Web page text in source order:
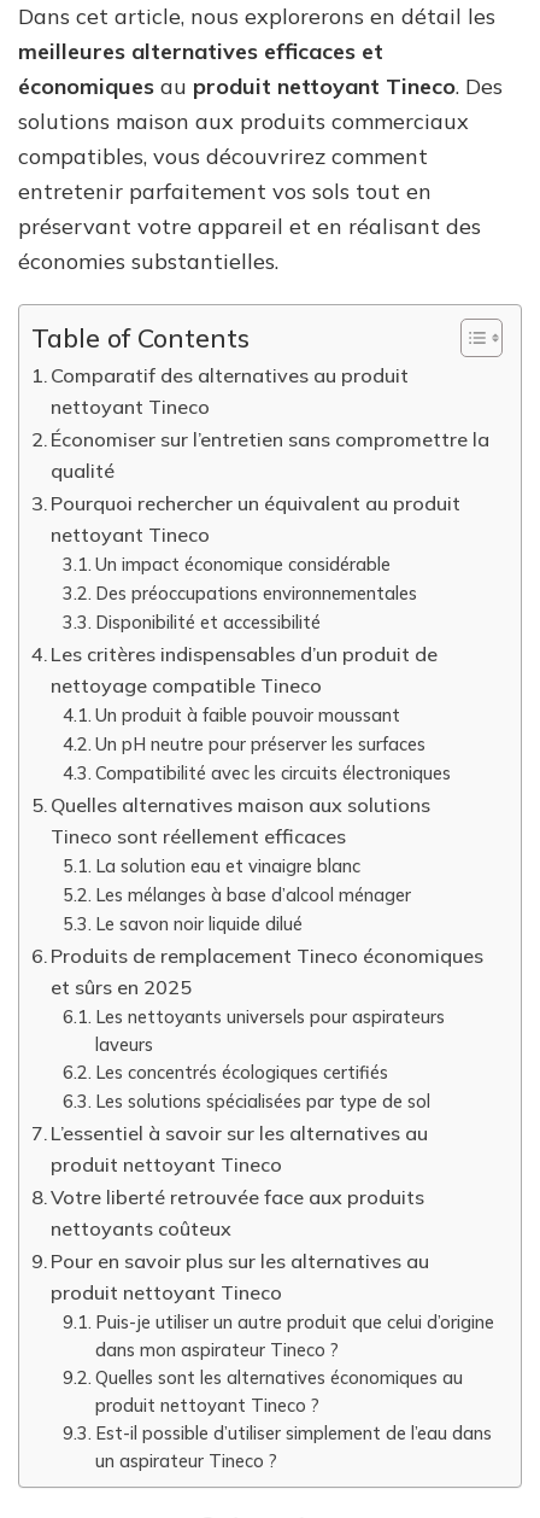
Dans cet article, nous explorerons en détail les
meilleures alternatives efficaces et
économiques au produit nettoyant Tineco. Des
solutions maison aux produits commerciaux
compatibles, vous découvrirez comment
entretenir parfaitement vos sols tout en
préservant votre appareil et en réalisant des
économies substantielles.
Table of Contents
Comparatif des alternatives au produit
nettoyant Tineco
Économiser sur l’entretien sans compromettre la
qualité
Pourquoi rechercher un équivalent au produit
nettoyant Tineco
Un impact économique considérable
Des préoccupations environnementales
Disponibilité et accessibilité
Les critères indispensables d’un produit de
nettoyage compatible Tineco
Un produit à faible pouvoir moussant
Un pH neutre pour préserver les surfaces
Compatibilité avec les circuits électroniques
Quelles alternatives maison aux solutions
Tineco sont réellement efficaces
La solution eau et vinaigre blanc
Les mélanges à base d’alcool ménager
Le savon noir liquide dilué
Produits de remplacement Tineco économiques
et sûrs en 2025
Les nettoyants universels pour aspirateurs
laveurs
Les concentrés écologiques certifiés
Les solutions spécialisées par type de sol
L’essentiel à savoir sur les alternatives au
produit nettoyant Tineco
Votre liberté retrouvée face aux produits
nettoyants coûteux
Pour en savoir plus sur les alternatives au
produit nettoyant Tineco
Puis-je utiliser un autre produit que celui d’origine
dans mon aspirateur Tineco ?
Quelles sont les alternatives économiques au
produit nettoyant Tineco ?
Est-il possible d’utiliser simplement de l’eau dans
un aspirateur Tineco ?